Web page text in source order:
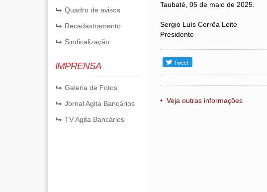
Quadro de avisos
Recadastramento
Sindicalização
IMPRENSA
Galeria de Fotos
Jornal Agita Bancários
TV Agita Bancários
Taubaté, 05 de maio de 2025.
Sergio Luís Corrêa Leite
Presidente
• Veja outras informações